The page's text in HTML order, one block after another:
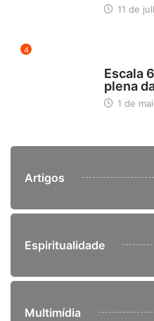
11 de
4
Escala
plena
1 de
Artigos
Espiritualidade
Multimídia